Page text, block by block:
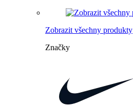
Zobrazit všechny produkty
Značky